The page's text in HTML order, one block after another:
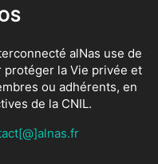
alNas use de
la Vie privée et
ou adhérents, en
de la CNIL.